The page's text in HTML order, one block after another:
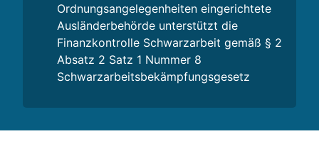
Ordnungsangelegenheiten eingerichtete
Ausländerbehörde unterstützt die
Finanzkontrolle Schwarzarbeit gemäß § 2
Absatz 2 Satz 1 Nummer 8
Schwarzarbeitsbekämpfungsgesetz